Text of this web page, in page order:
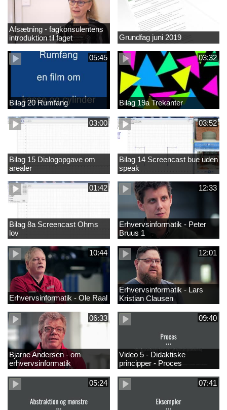
Afsætning - fagkonsulentens
introduktion til faget
Grundfag juni 2019
05:45
Bilag 20 Rumfang
03:32
Bilag 19a Trekanter
03:00
Bilag 15 Dialogopgave om
arealer
03:52
Bilag 14 Screencast bue uden
speak
01:42
Bilag 8a Screencast Ohms
lov
12:33
Erhvervsinformatik - Peter
Bruus 1
10:44
Erhvervsinformatik - Ole Raal
12:01
Erhvervsinformatik - Lars
Kristian Clausen
06:33
Bjarne Andersen - om
erhvervsinformatik
09:40
Video 5 - Didaktiske
principper - Proces
05:24 07:41